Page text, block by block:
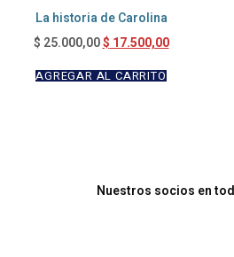
La historia de Carolina
$ 25.000,00$17.500,00
AGREGAR AL CARRITO
Nuestros socios en